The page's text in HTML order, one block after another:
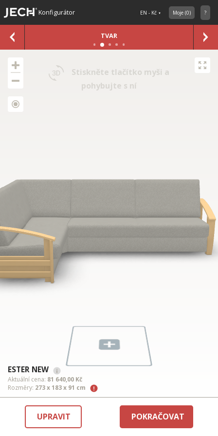
Konfigurátor EN - Kč Moje (0) ?
TVAR
ESTER NEW
Aktuální cena: 81 640,00 Kč
Rozměry: 273 x 183 x 91 cm
Stiskněte tlačítko myši a
pohybujte s ní
UPRAVIT POKRAČOVAT